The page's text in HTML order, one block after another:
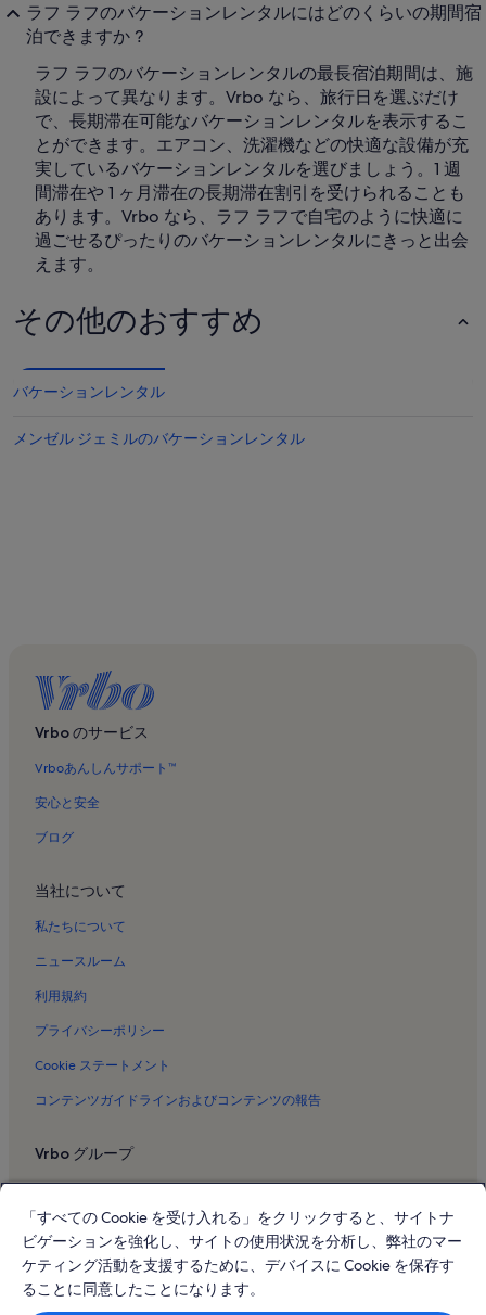
ラフ ラフのバケーションレンタルにはどのくらいの期間宿
泊できますか ?
ラフ ラフのバケーションレンタルの最長宿泊期間は、施
設によって異なります。Vrbo なら、旅行日を選ぶだけ
で、長期滞在可能なバケーションレンタルを表示するこ
とができます。エアコン、洗濯機などの快適な設備が充
実しているバケーションレンタルを選びましょう。1 週
間滞在や 1 ヶ月滞在の長期滞在割引を受けられることも
あります。Vrbo なら、ラフ ラフで自宅のように快適に
過ごせるぴったりのバケーションレンタルにきっと出会
えます。
その他のおすすめ
バケーションレンタル
メンゼル ジェミルのバケーションレンタル
Vrbo のサービス
Vrboあんしんサポート™
安心と安全
ブログ
当社について
私たちについて
ニュースルーム
利用規約
プライバシーポリシー
Cookie ステートメント
コンテンツガイドラインおよびコンテンツの報告
Vrbo グループ
Vrbo
Abritel.fr
FeWo-direkt.de
Bookabach.co.nz
「すべての Cookie を受け入れる」をクリックすると、サイトナ
ビゲーションを強化し、サイトの使用状況を分析し、弊社のマー
ケティング活動を支援するために、デバイスに Cookie を保存す
ることに同意したことになります。